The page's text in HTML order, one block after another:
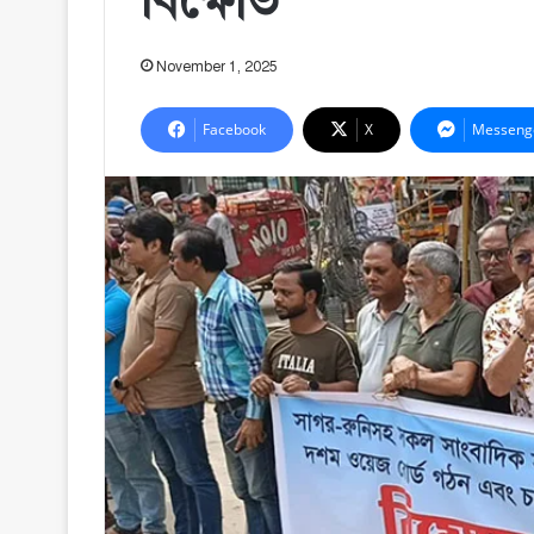
November 1, 2025
Facebook X